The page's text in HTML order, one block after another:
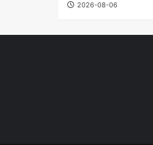
2026-08-06